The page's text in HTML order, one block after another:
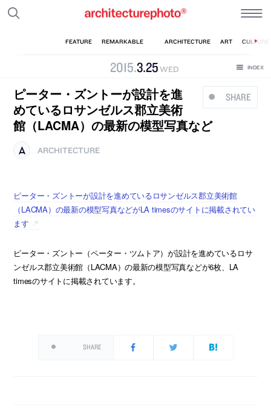
2015.3.25 WED
SHARE
ピーター・ズントーが設計を進
めているロサンゼルス郡立美術
館（LACMA）の最新の模型写真など
ARCHITECTURE
ピーター・ズントーが設計を進めているロサンゼルス郡立美術館
（LACMA）の最新の模型写真などがLA timesのサイトに掲載されてい
ます
ピーター・ズントー（ペーター・ツムトア）が設計を進めているロサ
ンゼルス郡立美術館（LACMA）の最新の模型写真などが6枚、LA
timesのサイトに掲載されています。
SHARE